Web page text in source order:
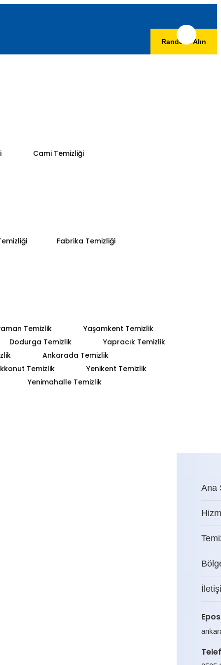
Randevu Alın
Cami Temizliği
Fabrika Temizliği
Temizlik
Yaşamkent Temizlik
Dodurga Temizlik
Yapracık Temizlik
Ankarada Temizlik
Temizlik
Yenikent Temizlik
Yenimahalle Temizlik
Ana